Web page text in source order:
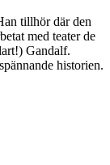
tillhör där den
med teater de
Gandalf.
historien.